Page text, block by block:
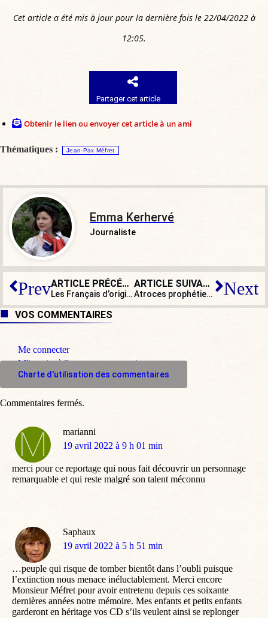
Cet article a été mis à jour pour la dernière fois le 22/04/2022 à
12:05.
Partager cet article
Obtenir le lien ou envoyer cet article à un ami
Thématiques : Jean-Pax Méfret
Emma Kerhervé
Journaliste
Prev ARTICLE PRÉCÉDENT
Les Français d’origine algérienne, « arbitres » du second tour ?
ARTICLE SUIVANT
Atroces prophéties d’Alice Coffin dans Next
VOS COMMENTAIRES
Me connecter
M'inscrire à l'espace commentaire
Charte d'utilisation des commentaires
marianni
dit
19 avril 2022 à 9 h 01 min
merci pour ce reportage qui nous fait découvrir un personnage
remarquable et qui reste malgré son talent méconnu
Saphaux
dit
19 avril 2022 à 5 h 51 min
…peuple qui risque de tomber bientôt dans l’oubli puisque
l’extinction nous menace inéluctablement. Merci encore
Monsieur Méfret pour avoir entretenu depuis ces soixante
dernières années notre mémoire. Mes enfants et petits enfants
garderont en héritage vos CD s’ils veulent ainsi se replonger
Commentaires fermés.